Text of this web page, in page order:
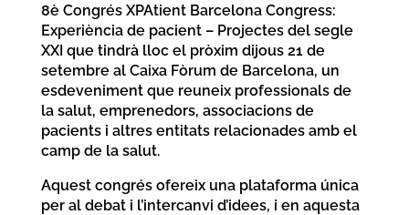
8è Congrés XPAtient Barcelona Congress:
Experiència de pacient – Projectes del segle
XXI que tindrà lloc el pròxim dijous 21 de
setembre al Caixa Fòrum de Barcelona, un
esdeveniment que reuneix professionals de
la salut, emprenedors, associacions de
pacients i altres entitats relacionades amb el
camp de la salut.
Aquest congrés ofereix una plataforma única
per al debat i l’intercanvi d’idees, i en aquesta